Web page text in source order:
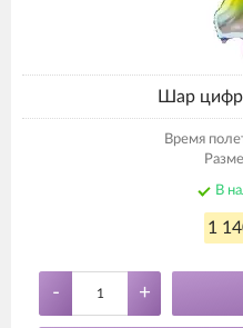
Шар
Время
В
1
- +